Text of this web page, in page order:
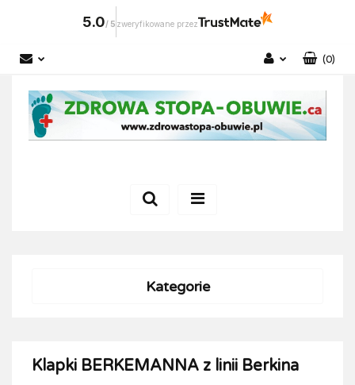
5.0/ 5 zweryfikowane przez
Zarejestruj się
Dodaj zgłoszenie
(0)
Kategorie
Klapki BERKEMANNA z linii Berkina